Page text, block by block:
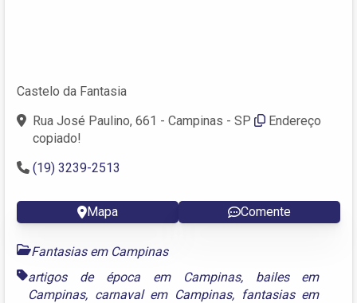
Castelo da Fantasia
Rua José Paulino, 661 - Campinas - SP
Endereço
copiado!
(19) 3239-2513
Mapa Comente
Fantasias em Campinas
artigos de época em Campinas, bailes em
Campinas, carnaval em Campinas, fantasias em